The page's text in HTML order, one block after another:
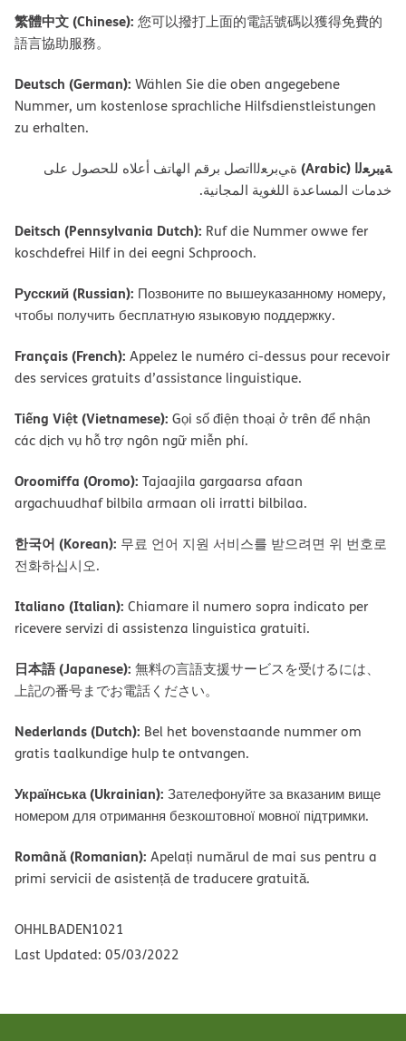
繁體中文 (Chinese): 您可以撥打上面的電話號碼以獲得免費的
語言協助服務。
Deutsch (German): Wählen Sie die oben angegebene
Nummer, um kostenlose sprachliche Hilfsdienstleistungen
zu erhalten.
ﺔﯿﺑﺮﻌﻟا (Arabic)
ةﻲﺑﺮﻌﻟااﺗﺼﻞ ﺑﺮﻗﻢ اﻟﮭﺎﺗﻒ أﻋﻼه ﻟﻠﺤﺼﻮل ﻋﻠﻰ
ﺧﺪﻣﺎت اﻟﻤﺴﺎﻋﺪة اﻟﻠﻐﻮﯾﺔ اﻟﻤﺠﺎﻧﯿﺔ.
Deitsch (Pennsylvania Dutch): Ruf die Nummer owwe fer
koschdefrei Hilf in dei eegni Schprooch.
Русский (Russian): Позвоните по вышеуказанному номеру,
чтобы получить бесплатную языковую поддержку.
Français (French): Appelez le numéro ci-dessus pour recevoir
des services gratuits d’assistance linguistique.
Tiếng Việt (Vietnamese): Gọi số điện thoại ở trên để nhận
các dịch vụ hỗ trợ ngôn ngữ miễn phí.
Oroomiffa (Oromo): Tajaajila gargaarsa afaan
argachuudhaf bilbila armaan oli irratti bilbilaa.
한국어 (Korean): 무료 언어 지원 서비스를 받으려면 위 번호로
전화하십시오.
Italiano (Italian): Chiamare il numero sopra indicato per
ricevere servizi di assistenza linguistica gratuiti.
日本語 (Japanese): 無料の言語支援サービスを受けるには、
上記の番号までお電話ください。
Nederlands (Dutch): Bel het bovenstaande nummer om
gratis taalkundige hulp te ontvangen.
Українська (Ukrainian): Зателефонуйте за вказаним вище
номером для отримання безкоштовної мовної підтримки.
Română (Romanian): Apelați numărul de mai sus pentru a
primi servicii de asistență de traducere gratuită.
OHHLBADEN1021
Last Updated: 05/03/2022